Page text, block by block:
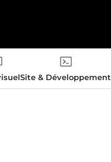
Site & Développement